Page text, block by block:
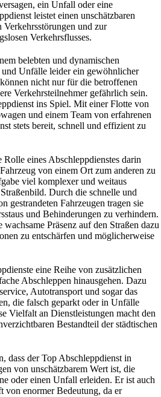
ein Unfall oder eine
leistet einen unschätzbaren
und zur
Verkehrsflusses.
belebten und dynamischen
und Unfälle leider ein gewöhnlicher
nicht nur für die betroffenen
Verkehrsteilnehmer gefährlich sein.
ins Spiel. Mit einer Flotte von
und einem Team von erfahrenen
stets bereit, schnell und effizient zu
eines Abschleppdienstes darin
von einem Ort zum anderen zu
viel komplexer und weitaus
Durch die schnelle und
gestrandeten Fahrzeugen tragen sie
und Behinderungen zu verhindern.
Präsenz auf den Straßen dazu
zu entschärfen und möglicherweise
eine Reihe von zusätzlichen
Abschleppen hinausgehen. Dazu
Autotransport und sogar das
die falsch geparkt oder in Unfälle
Vielfalt an Dienstleistungen macht den
Bestandteil der städtischen
dass der Top Abschleppdienst in
von unschätzbarem Wert ist, die
oder einen Unfall erleiden. Er ist auch
von enormer Bedeutung, da er